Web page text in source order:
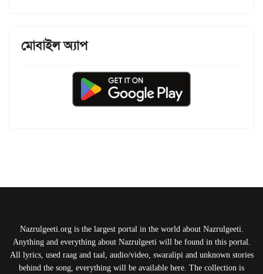
মোবাইল অ্যাপ
Nazrulgeeti.org is the largest portal in the world about Nazrulgeeti.
Anything and everything about Nazrulgeeti will be found in this portal.
All lyrics, used raag and taal, audio/video, swaralipi and unknown stories
behind the song, everything will be available here. The collection is